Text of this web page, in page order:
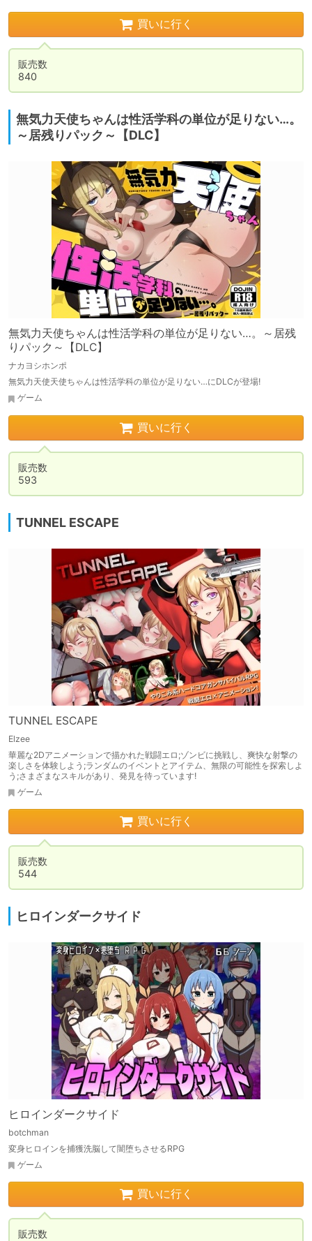
買いに行く
販売数
840
無気力天使ちゃんは性活学科の単位が足りない…。
～居残りパック～【DLC】
無気力天使ちゃんは性活学科の単位が足りない…。～居残
りパック～【DLC】
ナカヨシホンポ
無気力天使天使ちゃんは性活学科の単位が足りない…にDLCが登場!
ゲーム
買いに行く
販売数
593
TUNNEL ESCAPE
TUNNEL ESCAPE
Elzee
華麗な2Dアニメーションで描かれた戦闘エロ;ゾンビに挑戦し、爽快な射撃の
楽しさを体験しよう;ランダムのイベントとアイテム、無限の可能性を探索しよ
う;さまざまなスキルがあり、発見を待っています!
ゲーム
買いに行く
販売数
544
ヒロインダークサイド
ヒロインダークサイド
botchman
変身ヒロインを捕獲洗脳して闇堕ちさせるRPG
ゲーム
買いに行く
販売数